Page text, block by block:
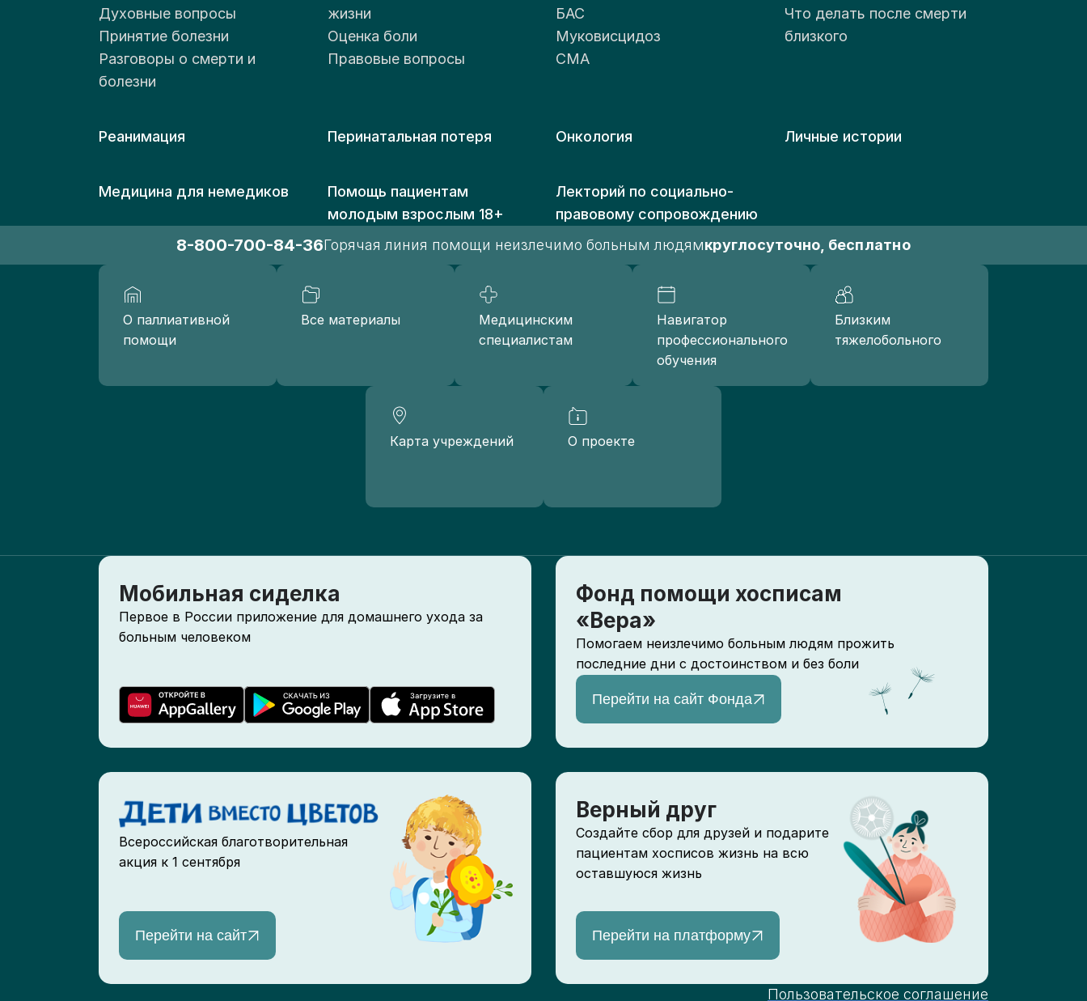
Духовные вопросы
Принятие болезни
Разговоры о смерти и
болезни
жизни
Оценка боли
Правовые вопросы
БАС
Муковисцидоз
СМА
Что делать после смерти
близкого
Реанимация Перинатальная потеря Онкология Личные истории
Медицина для немедиков
Помощь пациентам
молодым взрослым 18+
Лекторий по социально-
правовому сопровождению
8-800-700-84-36Горячая линия помощи неизлечимо больным людямкруглосуточно, бесплатно
О паллиативной
помощи
Все материалы
Медицинским
специалистам
Навигатор
профессионального
обучения
Близким
тяжелобольного
Карта учреждений О проекте
Мобильная сиделка
Первое в России приложение для домашнего ухода за
больным человеком
Фонд помощи хосписам
«Вера»
Помогаем неизлечимо больным людям прожить
последние дни с достоинством и без боли
Перейти на сайт Фонда
Всероссийская благотворительная
акция к 1 сентября
Перейти на сайт
Верный друг
Создайте сбор для друзей и подарите
пациентам хосписов жизнь на всю
оставшуюся жизнь
Перейти на платформу
Пользовательское соглашение